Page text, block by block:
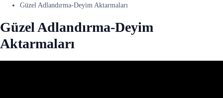
Güzel Adlandırma-Deyim Aktarmaları
Güzel Adlandırma-Deyim
Aktarmaları